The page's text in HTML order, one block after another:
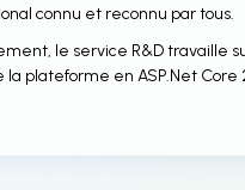
connu et reconnu par tous.
le service R&D travaille
la plateforme en ASP.Net Core